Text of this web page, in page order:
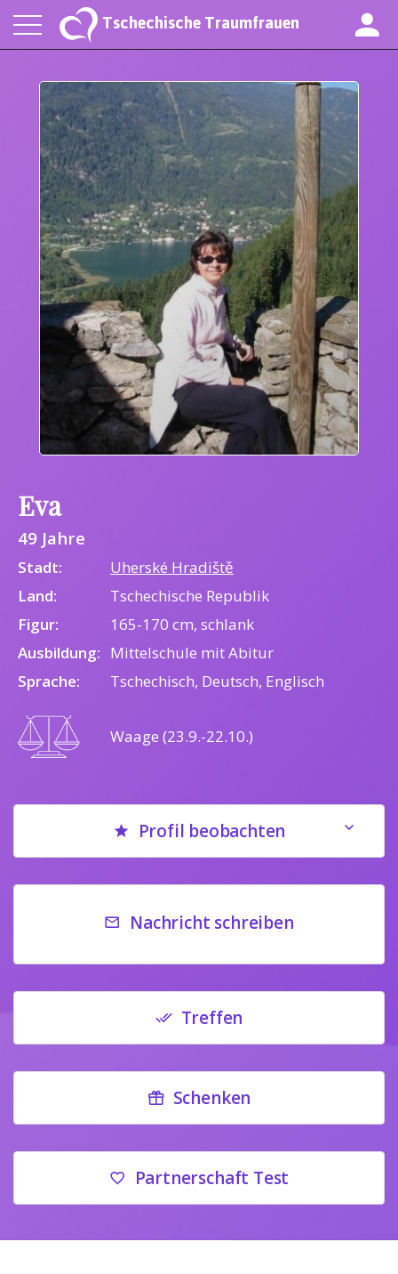
Tschechische Traumfrauen
Eva
49 Jahre
Stadt:
Uherské Hradiště
Land:
Tschechische Republik
Figur:
165-170 cm, schlank
Ausbildung: Mittelschule mit Abitur
Sprache:
Tschechisch, Deutsch, Englisch
Waage (23.9.-22.10.)
Profil beobachten
Nachricht schreiben
Treffen
Schenken
Partnerschaft Test